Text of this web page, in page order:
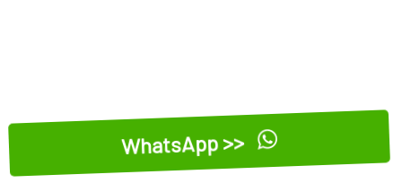
WhatsApp >>